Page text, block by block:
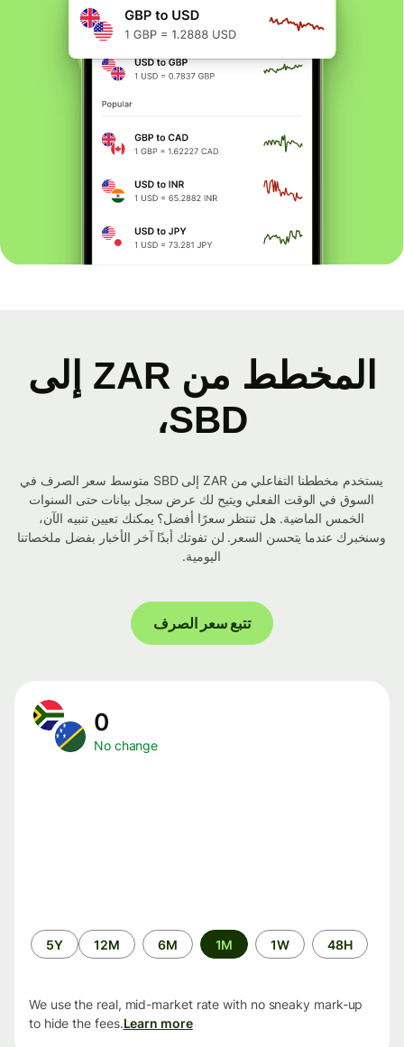
المخطط من ZAR إلى
SBD،
يستخدم مخططنا التفاعلي من ZAR إلى SBD متوسط ​​سعر الصرف في
السوق في الوقت الفعلي ويتيح لك عرض سجل بيانات حتى السنوات
الخمس الماضية. هل تنتظر سعرًا أفضل؟ يمكنك تعيين تنبيه الآن،
وسنخبرك عندما يتحسن السعر. لن تفوتك أبدًا آخر الأخبار بفضل ملخصاتنا
اليومية.
تتبع سعر الصرف
No change
الفترة
الزمنية
48H
1W
1M
6M
12M
5Y
We use the real, mid-market rate with no sneaky mark-up
to hide the fees.Learn more